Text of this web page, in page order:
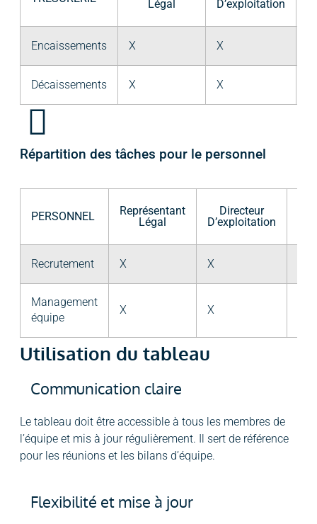
Légal
D’exploitation
Encaissements X X
Décaissements X X
Répartition des tâches pour le personnel
PERSONNEL
Représentant
Légal
Directeur
D’exploitation
Recrutement X X
Management
équipe
X X
Utilisation du tableau
Communication claire
Le tableau doit être accessible à tous les membres de
l’équipe et mis à jour régulièrement. Il sert de référence
pour les réunions et les bilans d’équipe.
Flexibilité et mise à jour